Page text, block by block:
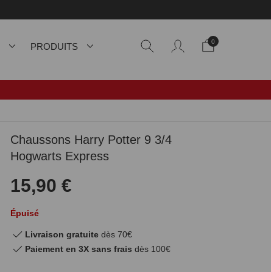
PRODUITS 0
Chaussons Harry Potter 9 3/4
Hogwarts Express
15,90 €
Épuisé
Livraison gratuite dès 70€
Paiement en 3X sans frais dès 100€